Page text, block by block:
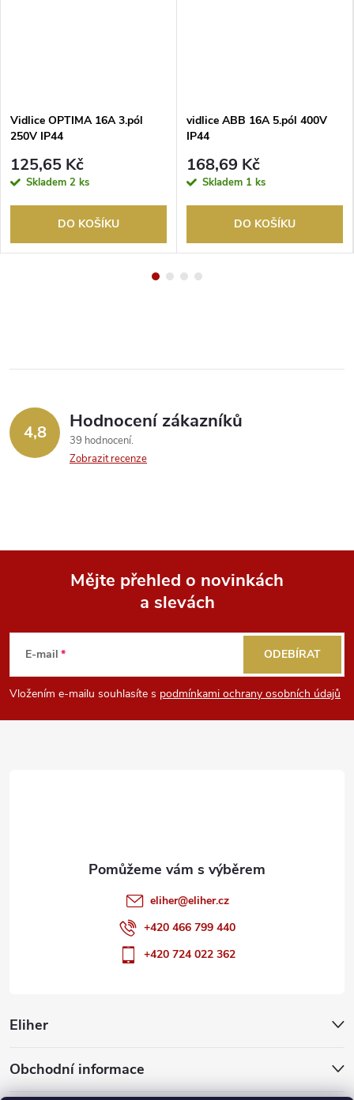
Vidlice OPTIMA 16A 3.pól
250V IP44
125,65 Kč
Skladem 2 ks
DO KOŠÍKU
vidlice ABB 16A 5.pól 400V
IP44
168,69 Kč
Skladem 1 ks
DO KOŠÍKU
4,8 Hodnocení zákazníků
39 hodnocení
Zobrazit recenze
p
Mějte přehled o novinkách
a slevách
E-mail
Vložením e-mailu souhlasíte s podmínkami ochrany osobních údajů
ODEBÍRAT
Eliher
Obchodní informace
eliher@eliher.cz
+420 466 799 440
+420 724 022 362